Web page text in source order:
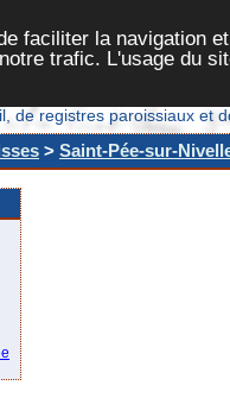
faciliter la navigation
trafic. L'usage du
de registres paroissiaux et
> Saint-Pée-sur-